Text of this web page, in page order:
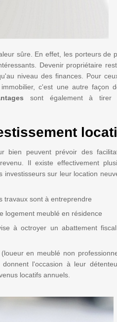
sûre. En effet, les porteurs de
Devenir propriétaire
niveau des finances. Pour
c'est une autre façon
sont également à tirer
bien peuvent prévoir des
Il existe effectivement
investisseurs sur leur location
travaux sont à entreprendre
logement meublé en résidence
à octroyer un abattement
en meublé non
l'occasion à leur
locatifs annuels.